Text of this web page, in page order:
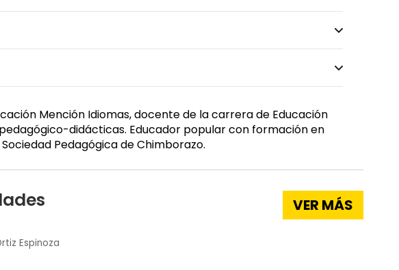
Mención Idiomas, docente de la carrera de Educación
didácticas. Educador popular con formación en
Pedagógica de Chimborazo.
Espinoza
VER MÁS